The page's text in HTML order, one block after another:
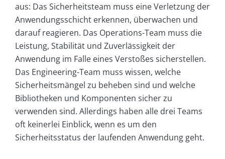
aus: Das Sicherheitsteam muss eine Verletzung der
Anwendungsschicht erkennen, überwachen und
darauf reagieren. Das Operations-Team muss die
Leistung, Stabilität und Zuverlässigkeit der
Anwendung im Falle eines Verstoßes sicherstellen.
Das Engineering-Team muss wissen, welche
Sicherheitsmängel zu beheben sind und welche
Bibliotheken und Komponenten sicher zu
verwenden sind. Allerdings haben alle drei Teams
oft keinerlei Einblick, wenn es um den
Sicherheitsstatus der laufenden Anwendung geht.